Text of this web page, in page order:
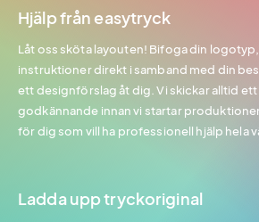
Hjälp från easytryck
Låt oss sköta layouten! Bifoga din
instruktioner direkt i samband med din
ett designförslag åt dig. Vi skickar alltid
godkännande innan vi startar
för dig som vill ha professionell hjälp hela
Ladda upp tryckoriginal